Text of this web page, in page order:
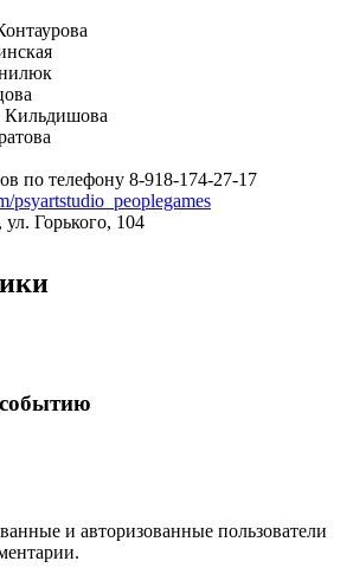
по телефону 8-918-174-27-17
psyartstudio_peoplegames
Горького, 104
и авторизованные пользователи